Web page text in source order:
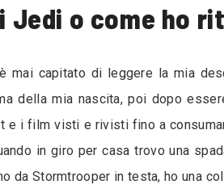
Jedi o come ho
mai capitato di leggere la mia
della mia nascita, poi dopo
e i film visti e rivisti fino a
in giro per casa trovo una
da Stormtrooper in testa, ho una